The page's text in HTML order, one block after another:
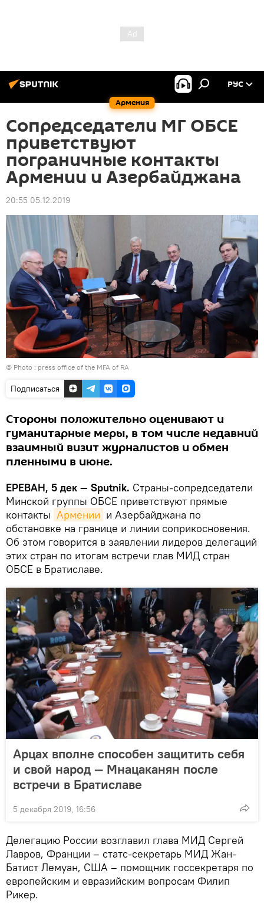
Армения
РУС
Сопредседатели МГ ОБСЕ
приветствуют
пограничные контакты
Армении и Азербайджана
20:55 05.12.2019
© Photo : press office of the MFA of RA
Подписаться
Стороны положительно оценивают и
гуманитарные меры, в том числе недавний
взаимный визит журналистов и обмен
пленными в июне.
ЕРЕВАН, 5 дек — Sputnik. Страны-сопредседатели
Минской группы ОБСЕ приветствуют прямые
контакты Армении и Азербайджана по
обстановке на границе и линии соприкосновения.
Об этом говорится в заявлении лидеров делегаций
этих стран по итогам встречи глав МИД стран
ОБСЕ в Братиславе.
Арцах вполне способен защитить себя
и свой народ — Мнацаканян после
встречи в Братиславе
5 декабря 2019, 16:56
Делегацию России возглавил глава МИД Сергей
Лавров, Франции – статс-секретарь МИД Жан-
Батист Лемуан, США – помощник госсекретаря по
европейским и евразийским вопросам Филип
Рикер.